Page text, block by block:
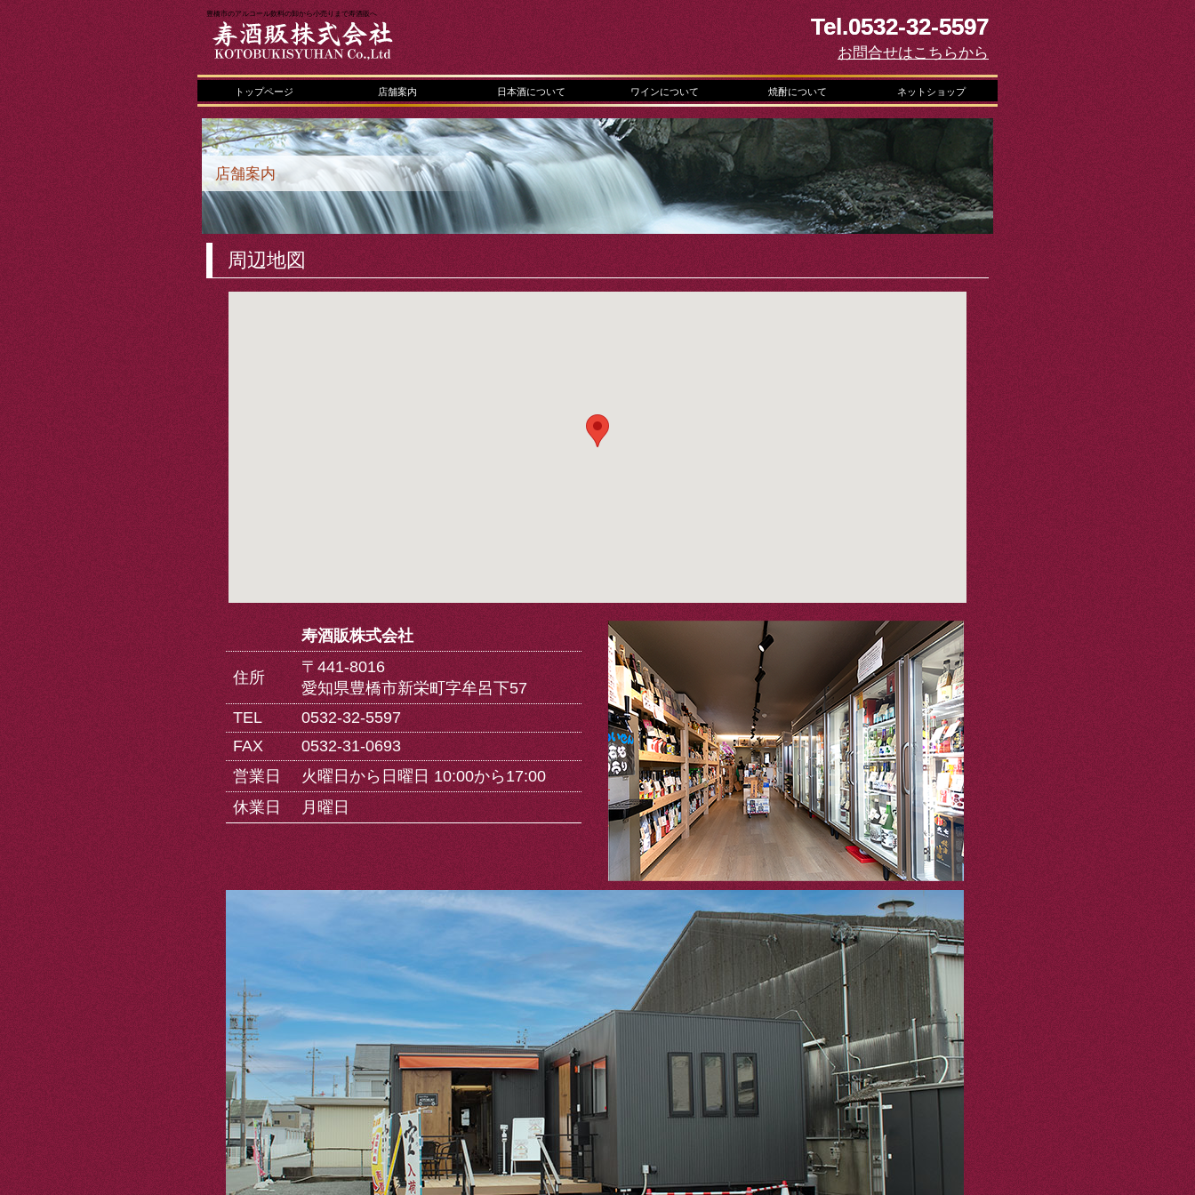
豊橋市のアルコール飲料の卸から小売りまで寿酒販へ Tel.0532-32-5597
お問合せはこちらから
店舗案内
周辺地図
寿酒販株式会社
住所
〒441-8016
愛知県豊橋市新栄町字牟呂下57
TEL
0532-32-5597
FAX
0532-31-0693
営業日
火曜日から日曜日 10:00から17:00
休業日
月曜日
トップページ 店舗案内 日本酒について ワインについて 焼酎について ネットショップ